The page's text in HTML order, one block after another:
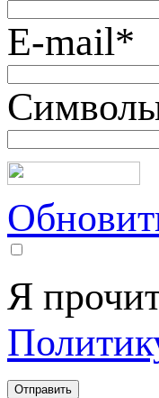
E-mail*
Я